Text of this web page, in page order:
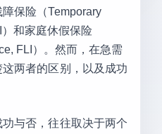
保险（Temporary
和家庭休假保险
FLI）。然而，在急需
两者的区别，以及成功
与否，往往取决于两个